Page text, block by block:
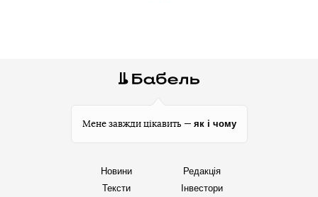
Мене завжди цікавить — як і чому
Новини
Тексти
Редакція
Інвестори